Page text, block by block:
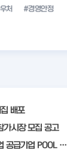
처 #경영안정
배포
시장 모집 공고
2026년 클린제조환경조성 사업 공급기업 POOL 안내